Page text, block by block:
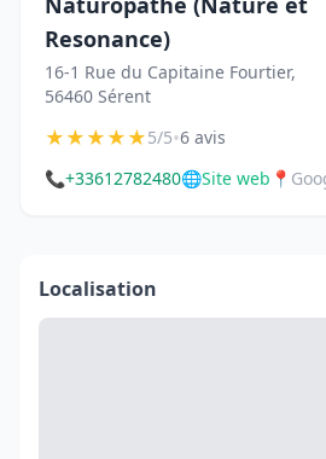
Resonance)
16-1 Rue du Capitaine Fourtier,
56460 Sérent
★★★★★5/5•6 avis
📞+33612782480🌐Site web 📍
Localisation